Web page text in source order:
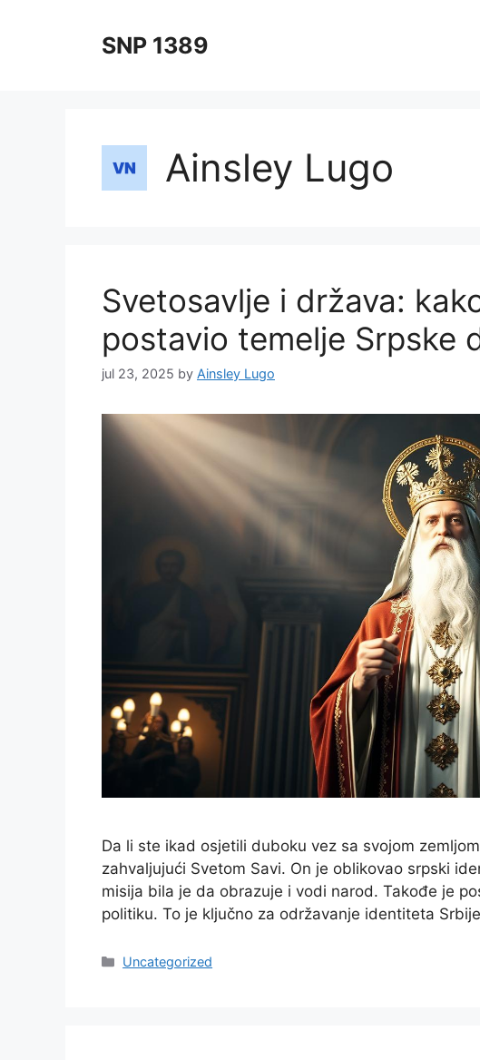
SNP 1389
Ainsley Lugo
Svetosavlje i država:
postavio temelje Srpske
jul 23, 2025 by Ainsley Lugo
Da li ste ikad osjetili duboku vez sa svojom
zahvaljujući Svetom Savi. On je oblikovao srpski
misija bila je da obrazuje i vodi narod. Takođe je
politiku. To je ključno za održavanje identiteta
Categories
Uncategorized